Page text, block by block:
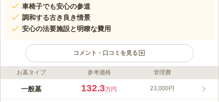
車椅子でも安心の参道
調和する古き良き情景
安心の法要施設と明瞭な費用
コメント・口コミを見る
ライフドット編集部のコメント
正傅寺は、車椅子でも利用可能な平坦な参道を備え、安心してお
お墓タイプ 参考価格 管理費
一般墓 132.3万円 23,000円